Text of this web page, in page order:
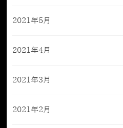
2021年5月
2021年4月
2021年3月
2021年2月